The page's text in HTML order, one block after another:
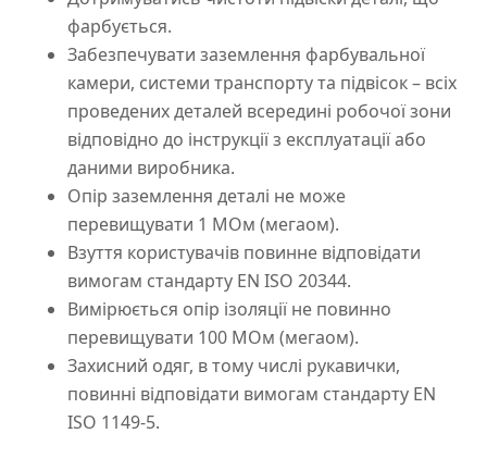
фарбується.
Забезпечувати заземлення фарбувальної
камери, системи транспорту та підвісок – всіх
проведених деталей всередині робочої зони
відповідно до інструкції з експлуатації або
даними виробника.
Опір заземлення деталі не може
перевищувати 1 MОм (мегаом).
Взуття користувачів повинне відповідати
вимогам стандарту EN ISO 20344.
Вимірюється опір ізоляції не повинно
перевищувати 100 MОм (мегаом).
Захисний одяг, в тому числі рукавички,
повинні відповідати вимогам стандарту EN
ISO 1149-5.